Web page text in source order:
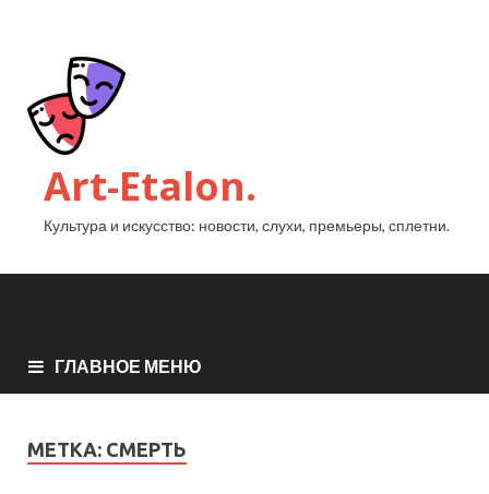
Art-Etalon.
Культура и искусство: новости, слухи, премьеры, сплетни.
ГЛАВНОЕ МЕНЮ
МЕТКА: СМЕРТЬ